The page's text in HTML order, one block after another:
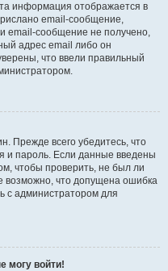
информация отображается в
email-сообщение,
email-сообщение не получено,
адрес email либо он
что ввели правильный
Прежде всего убедитесь, что
и пароль. Если данные введены
чтобы проверить, не был ли
возможно, что допущена ошибка
с администратором для
могу войти!